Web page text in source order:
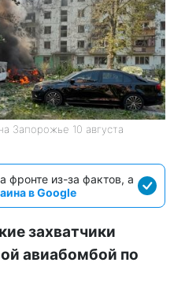
Запорожье 10 августа
фронте из-за фактов, а
в Google
захватчики
авиабомбой по